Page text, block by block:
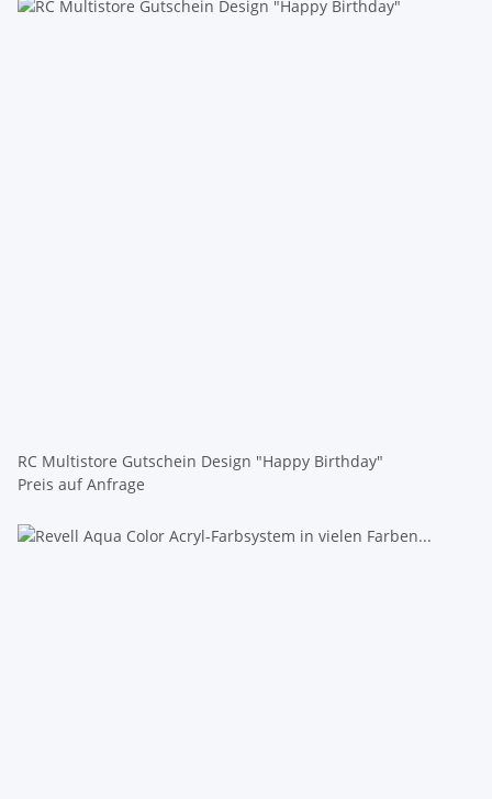
RC Multistore Gutschein Design "Happy Birthday"
Preis auf Anfrage